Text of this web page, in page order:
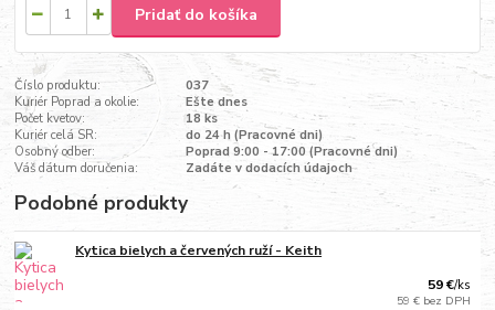
Pridať do košíka
Číslo produktu:
037
Kuriér Poprad a okolie:
Ešte dnes
Počet kvetov:
18 ks
Kuriér celá SR:
do 24 h (Pracovné dni)
Osobný odber:
Poprad 9:00 - 17:00 (Pracovné dni)
Váš dátum doručenia:
Zadáte v dodacích údajoch
Podobné produkty
Kytica bielych a červených ruží - Keith
59 €/ks
59 € bez DPH